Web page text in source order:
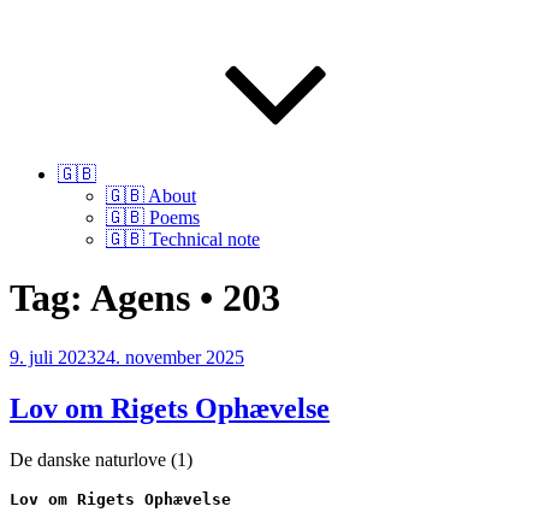
🇬🇧
🇬🇧 About
🇬🇧 Poems
🇬🇧 Technical note
Tag: Agens • 203
Udgivet
9. juli 202324. november 2025
Lov om Rigets Ophævelse
De danske naturlove (1)
Lov om Rigets Ophævelse